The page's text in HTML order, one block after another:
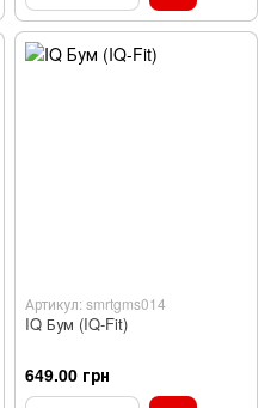
Артикул: smrtgms014
IQ Бум (IQ-Fit)
649.00 грн